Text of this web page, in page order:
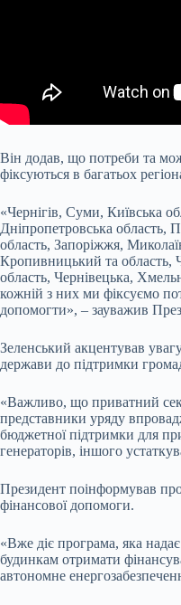
Він додав, що потреби та
фіксуються в багатьох
«Чернігів, Суми, Київська
Дніпропетровська область,
область, Запоріжжя,
Кропивницький та область,
область, Чернівецька,
кожній з них ми фіксуємо
допомогти», – зауважив
Зеленський акцентував
держави до підтримки
«Важливо, що приватний
представники уряду
бюджетної підтримки для
генераторів, іншого
Президент поінформував
фінансової допомоги.
«Вже діє програма, яка
будинкам отримати
автономне